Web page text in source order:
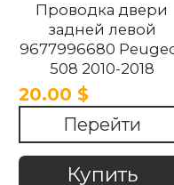
Проводка двери
задней левой
9677996680
508 2010-2018
20.00 $
Перейти
Купить